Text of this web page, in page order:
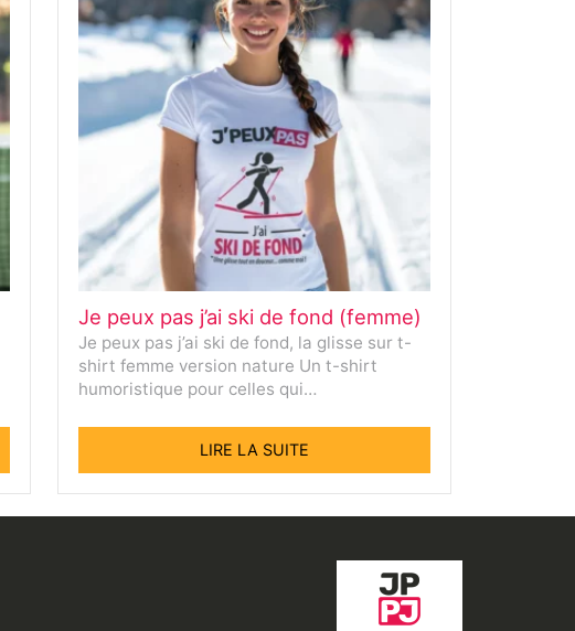
Je peux pas j’ai ski de fond (femme)
Je peux pas j’ai ski de fond, la glisse sur t-
shirt femme version nature Un t-shirt
humoristique pour celles qui…
LIRE LA SUITE